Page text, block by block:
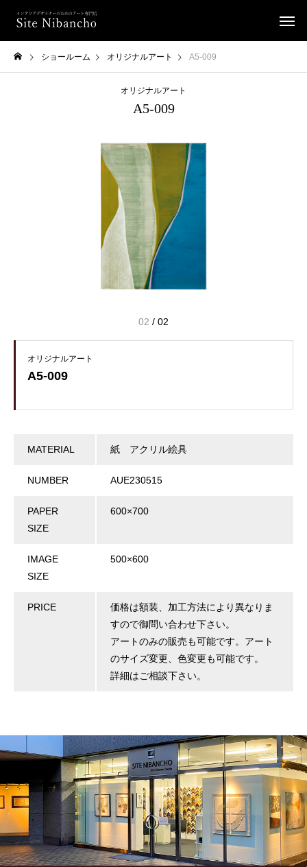
ショールーム オリジナルアート A5-009
オリジナルアート
A5-009
02 / 02
オリジナルアート
A5-009
MATERIAL 紙 アクリル絵具
NUMBER AUE230515
PAPER
SIZE
600×700
IMAGE
SIZE
500×600
PRICE
価格は額装、加工方法により異なりま
すので御問い合わせ下さい。
アートのみの販売も可能です。アート
のサイズ変更、色変更も可能です。
詳細はご相談下さい。